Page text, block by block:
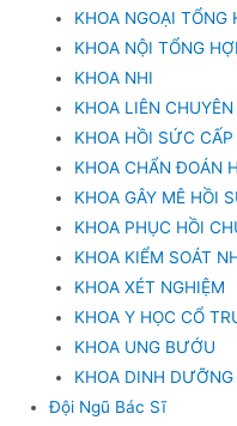
KHOA NGOẠI TỔNG
KHOA NỘI TỔNG
KHOA NHI
KHOA LIÊN
KHOA HỒI SỨC
KHOA CHẨN ĐOÁN
KHOA GÂY MÊ HỒI
KHOA PHỤC HỒI
KHOA KIỂM SOÁT
KHOA XÉT NGHIỆM
KHOA Y HỌC CỔ
KHOA UNG BƯỚU
KHOA DINH DƯỠNG
Đội Ngũ Bác Sĩ